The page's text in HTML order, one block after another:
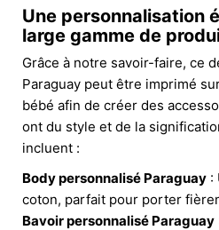
Une personnalisation
large gamme de
Grâce à notre savoir-faire, ce
Paraguay peut être imprimé
bébé afin de créer des
ont du style et de la
incluent :
Body personnalisé Paraguay :
coton, parfait pour porter
Bavoir personnalisé Paraguay